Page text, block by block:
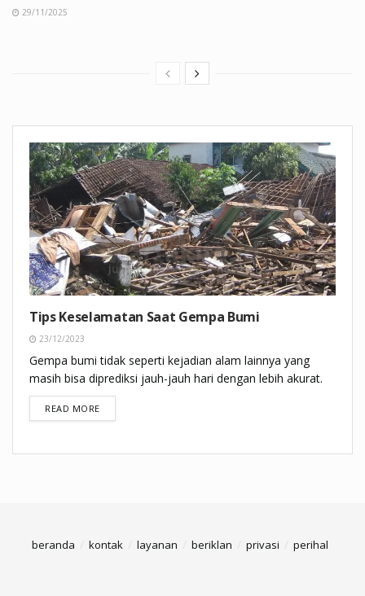
29/11/2025
Tips Keselamatan Saat Gempa Bumi
23/12/2023
Gempa bumi tidak seperti kejadian alam lainnya yang
masih bisa diprediksi jauh-jauh hari dengan lebih akurat.
READ MOREDETAILS
beranda kontak layanan beriklan privasi perihal